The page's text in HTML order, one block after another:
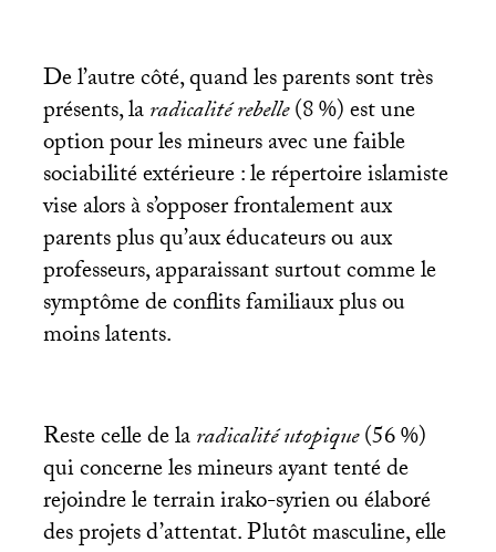
De l’autre côté, quand les parents sont très
présents, laradicalité rebelle(8%) est une
option pour les mineurs avec une faible
sociabilité extérieure : le répertoire islamiste
vise alors à s’opposer frontalement aux
parents plus qu’aux éducateurs ou aux
professeurs, apparaissant surtout comme le
symptôme de conflits familiaux plus ou
moins latents.
Reste celle de laradicalité utopique(56%)
qui concerne les mineurs ayant tenté de
rejoindre le terrain irako-syrien ou élaboré
des projets d’attentat. Plutôt masculine, elle